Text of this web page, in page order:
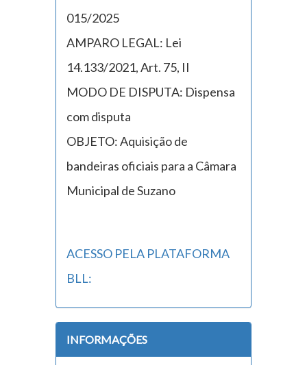
015/2025
AMPARO LEGAL: Lei
14.133/2021, Art. 75, II
MODO DE DISPUTA: Dispensa
com disputa
OBJETO: Aquisição de
bandeiras oficiais para a Câmara
Municipal de Suzano
ACESSO PELA PLATAFORMA
BLL:
INFORMAÇÕES